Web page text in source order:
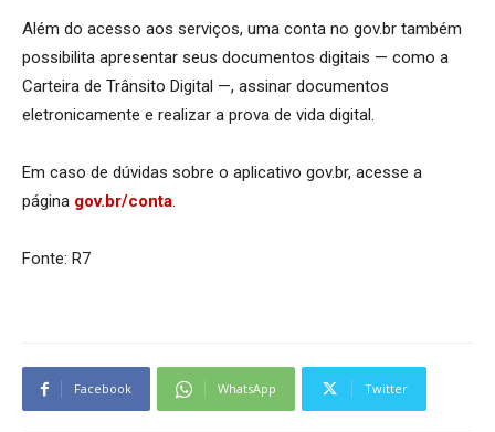
Além do acesso aos serviços, uma conta no gov.br também
possibilita apresentar seus documentos digitais — como a
Carteira de Trânsito Digital —, assinar documentos
eletronicamente e realizar a prova de vida digital.
Em caso de dúvidas sobre o aplicativo gov.br, acesse a
página gov.br/conta.
Fonte: R7
Facebook WhatsApp Twitter